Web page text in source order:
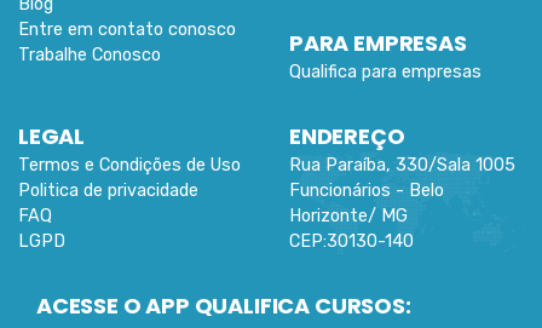
Blog
Entre em contato conosco
Trabalhe Conosco
PARA EMPRESAS
Qualifica para empresas
LEGAL
Termos e Condições de Uso
Politica de privacidade
FAQ
LGPD
ENDEREÇO
Rua Paraíba, 330/Sala 1005
Funcionários - Belo
Horizonte/ MG
CEP:30130-140
ACESSE O APP QUALIFICA CURSOS: